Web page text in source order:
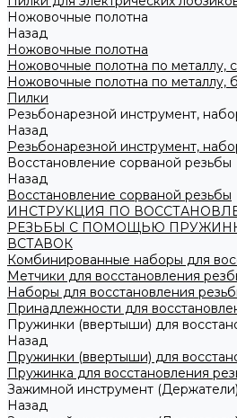
Ножовочные полотна
Назад
Ножовочные полотна
Ножовочные полотна по металлу,
Ножовочные полотна по металлу,
Пилки
Резьбонарезной инструмент,
Назад
Резьбонарезной инструмент,
Восстановление сорваной резьбы
Назад
Восстановление сорваной резьбы
ИНСТРУКЦИЯ ПО
РЕЗЬБЫ С ПОМОЩЬЮ
ВСТАВОК
Комбинированные наборы для
Метчики для восстановления
Наборы для восстановления
Принадлежности для
Пружинки (ввертыши) для
Назад
Пружинки (ввертыши) для
Пружинка для восстановления
Зажимной инструмент (Держатели)
Назад